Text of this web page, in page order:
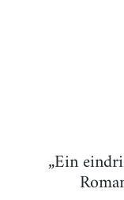
„Ein